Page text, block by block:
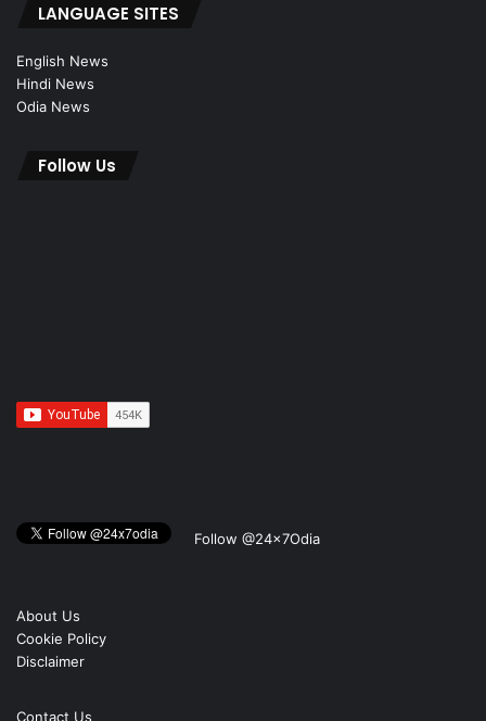
LANGUAGE SITES
English News
Hindi News
Odia News
Follow Us
Follow @24x7Odia
About Us
Cookie Policy
Disclaimer
Contact Us